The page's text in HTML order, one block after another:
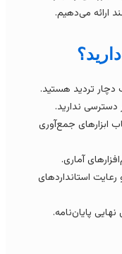
می‌دهیم.
تردید هستید.
ندارید.
جمع‌آوری
آماری.
استانداردهای